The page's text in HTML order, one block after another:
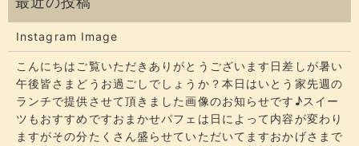
Instagram Image
こんにちはご覧いただきありがとうございます​​​日差しが暑い
午後皆さまどうお過ごしでしょうか？​​​本日はいとう家先週の
ランチで提供させて頂きました画像のお知らせです♪スイー
ツもおすすめですおまかせパフェは日によって内容が変わり
ますがその分たくさん盛らせていただいてます​​​おかげさまで